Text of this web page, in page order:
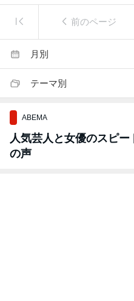
前のページ
月別
テーマ別
ABEMA
人気芸人と女優のスピー
の声